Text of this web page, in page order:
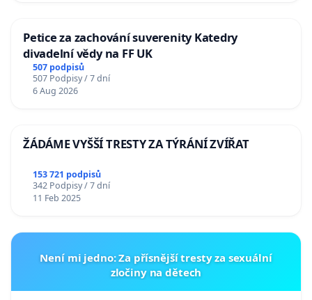
Petice za zachování suverenity Katedry
divadelní vědy na FF UK
507 podpisů
507 Podpisy / 7 dní
6 Aug 2026
ŽÁDÁME VYŠŠÍ TRESTY ZA TÝRÁNÍ ZVÍŘAT
153 721 podpisů
342 Podpisy / 7 dní
11 Feb 2025
Není mi jedno: Za přísnější tresty za sexuální
zločiny na dětech